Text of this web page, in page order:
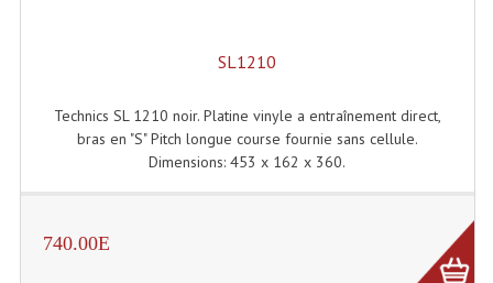
Projecteurs Théatre: Plan Convexe Fresnel
Scanners
SL1210
Technics SL 1210 noir. Platine vinyle a entraînement direct,
bras en "S" Pitch longue course fournie sans cellule.
Dimensions: 453 x 162 x 360.
740.00E